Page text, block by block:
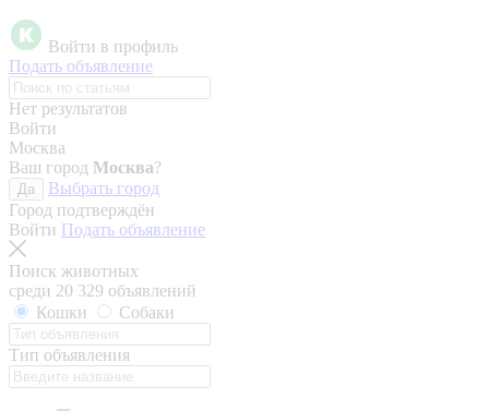
Войти в профиль
Подать объявление
Нет результатов
Войти
Москва
Ваш город Москва?
Да
Выбрать город
Город подтверждён
Войти Подать объявление
Поиск животных
среди 20 329 объявлений
Кошки
Собаки
Тип объявления